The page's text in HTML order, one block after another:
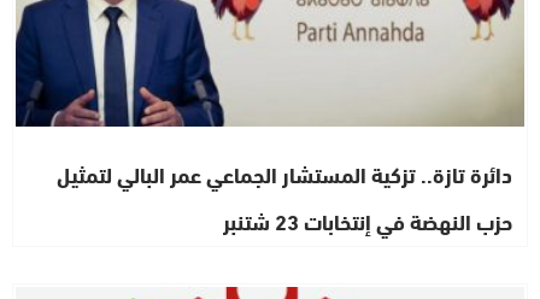
دائرة تازة.. تزكية المستشار الجماعي عمر البالي لتمثيل
حزب النهضة في إنتخابات 23 شتنبر